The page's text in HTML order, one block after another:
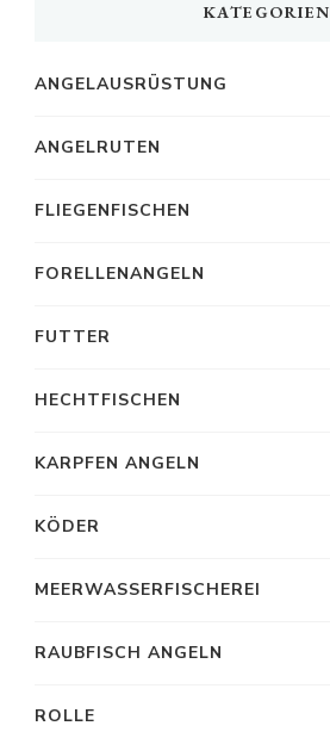
KATEGORIEN
ANGELAUSRÜSTUNG
ANGELRUTEN
FLIEGENFISCHEN
FORELLENANGELN
FUTTER
HECHTFISCHEN
KARPFEN ANGELN
KÖDER
MEERWASSERFISCHEREI
RAUBFISCH ANGELN
ROLLE